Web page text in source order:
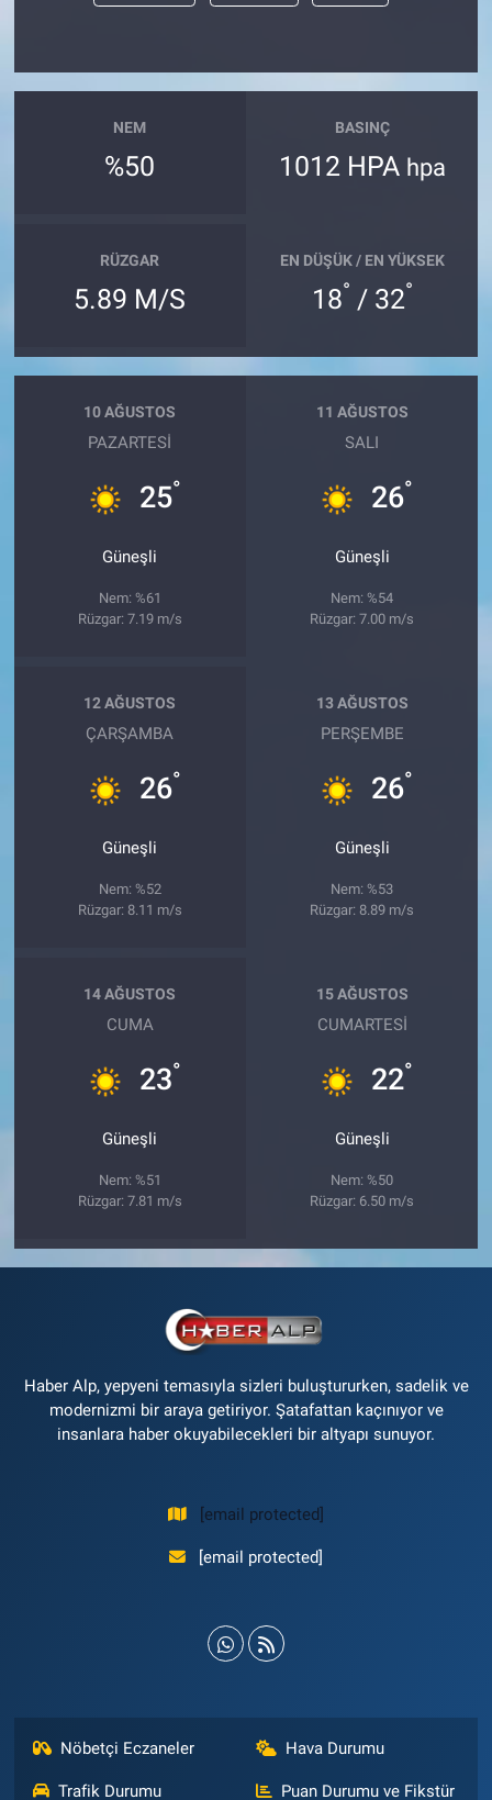
NEM
%50
BASINÇ
1012 HPA hpa
RÜZGAR
5.89 M/S
EN DÜŞÜK / EN YÜKSEK
18° / 32°
10 AĞUSTOS
PAZARTESI
25°
Güneşli
Nem: %61
Rüzgar: 7.19 m/s
11 AĞUSTOS
SALI
26°
Güneşli
Nem: %54
Rüzgar: 7.00 m/s
12 AĞUSTOS
ÇARŞAMBA
26°
Güneşli
Nem: %52
Rüzgar: 8.11 m/s
13 AĞUSTOS
PERŞEMBE
26°
Güneşli
Nem: %53
Rüzgar: 8.89 m/s
14 AĞUSTOS
CUMA
23°
Güneşli
Nem: %51
Rüzgar: 7.81 m/s
15 AĞUSTOS
CUMARTESI
22°
Güneşli
Nem: %50
Rüzgar: 6.50 m/s
Haber Alp, yepyeni temasıyla sizleri buluştururken, sadelik ve
modernizmi bir araya getiriyor. Şatafattan kaçınıyor ve
insanlara haber okuyabilecekleri bir altyapı sunuyor.
[email protected]
[email protected]
Nöbetçi Eczaneler Hava Durumu
Trafik Durumu Puan Durumu ve Fikstür